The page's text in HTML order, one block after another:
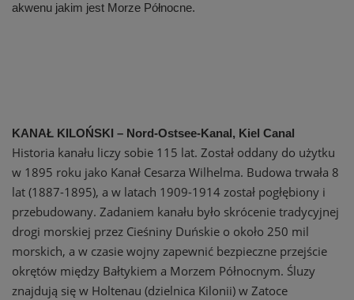
akwenu jakim jest Morze Północne.
KANAŁ KILOŃSKI – Nord-Ostsee-Kanal, Kiel Canal
Historia kanału liczy sobie 115 lat. Został oddany do użytku
w 1895 roku jako Kanał Cesarza Wilhelma. Budowa trwała 8
lat (1887-1895), a w latach 1909-1914 został pogłębiony i
przebudowany. Zadaniem kanału było skrócenie tradycyjnej
drogi morskiej przez Cieśniny Duńskie o około 250 mil
morskich, a w czasie wojny zapewnić bezpieczne przejście
okrętów między Bałtykiem a Morzem Północnym. Śluzy
znajdują się w Holtenau (dzielnica Kilonii) w Zatoce